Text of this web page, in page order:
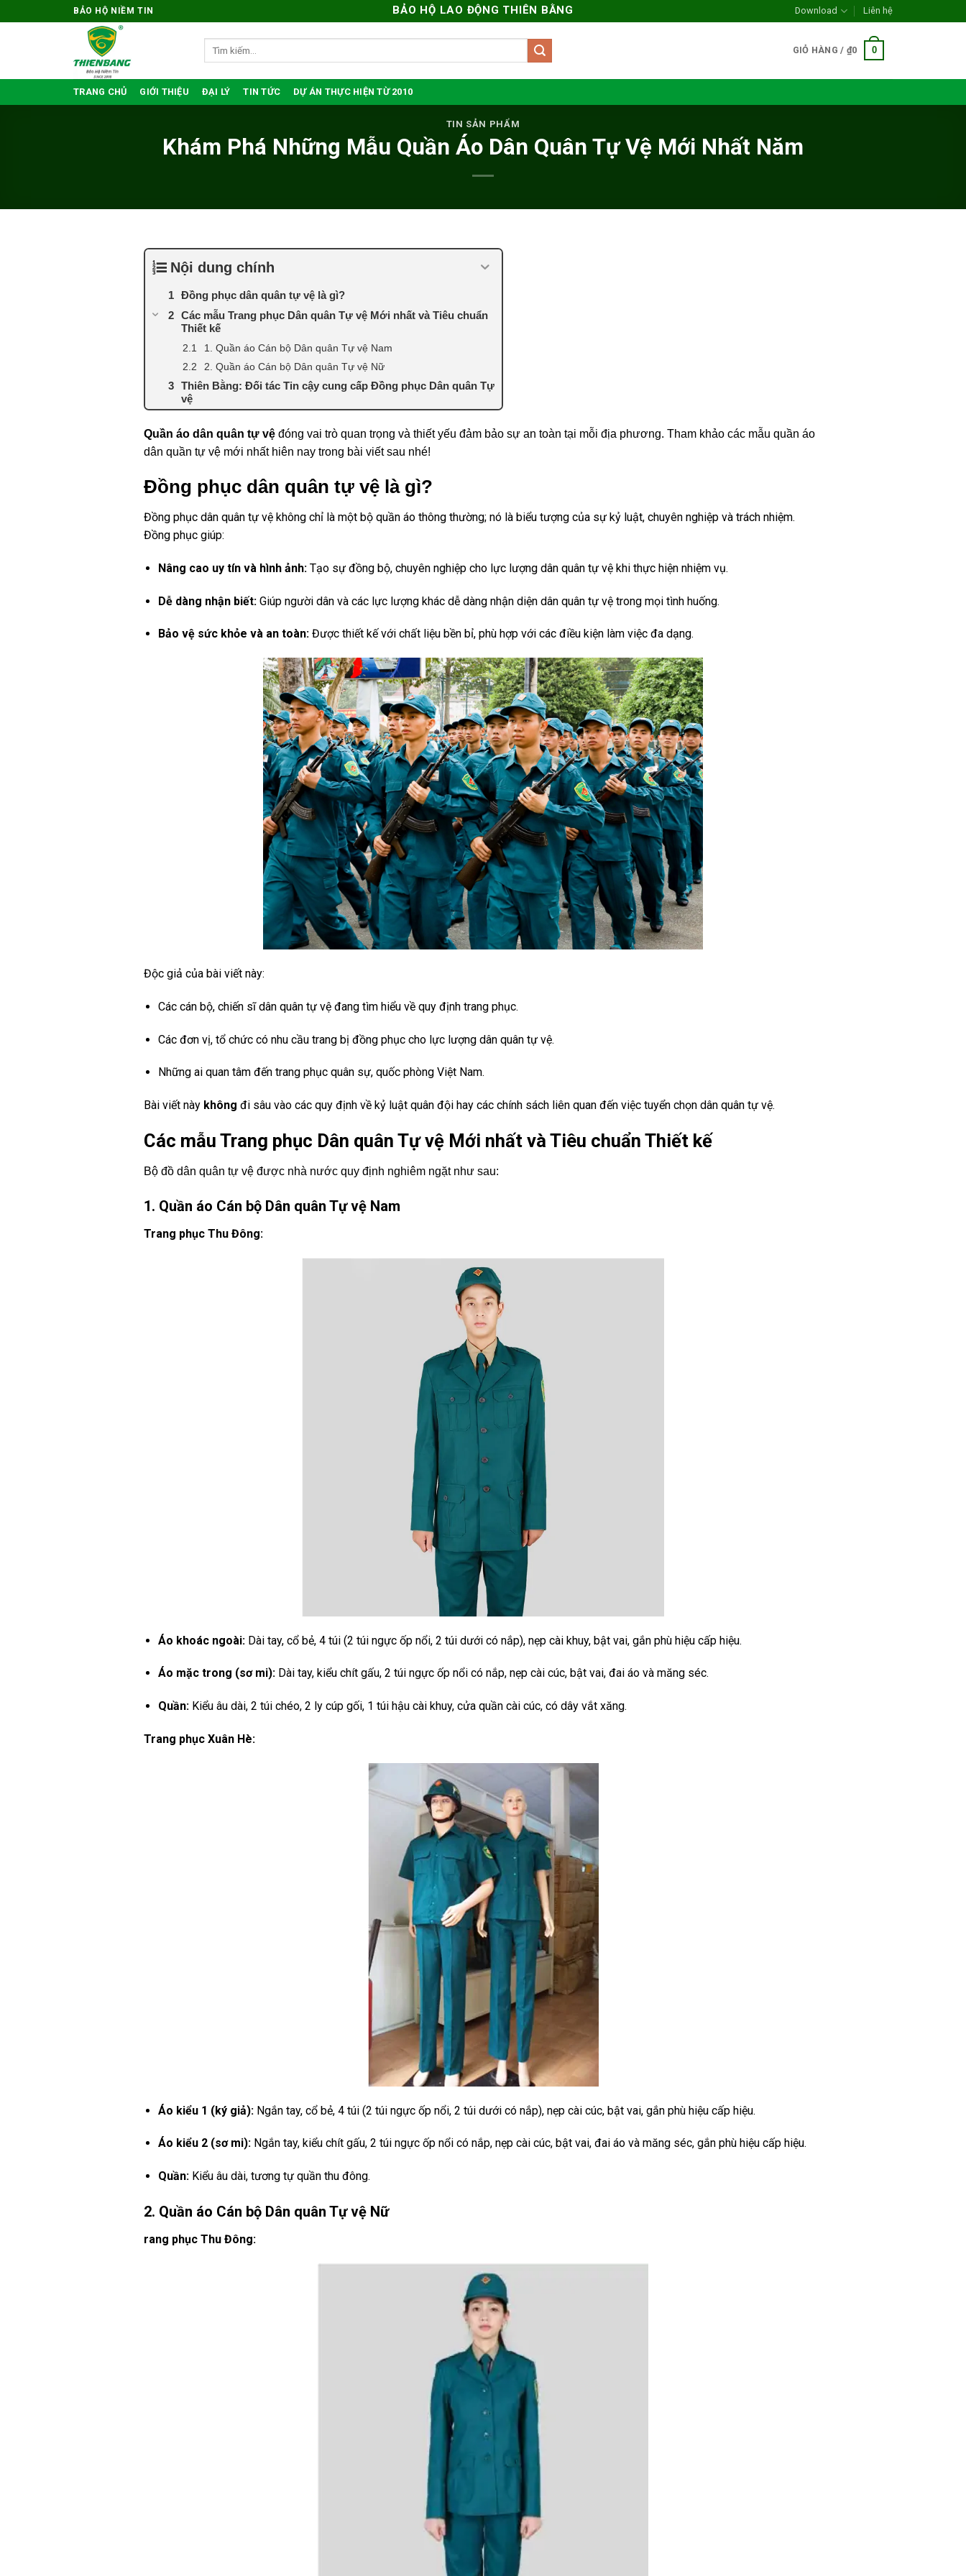
qua
BẢO HỘ NIỀM TIN BẢO HỘ LAO ĐỘNG THIÊN BẰNG Download Liên hệ
GIỎ HÀNG / ₫0 0
TRANG CHỦ GIỚI THIỆU ĐẠI LÝ TIN TỨC DỰ ÁN THỰC HIỆN TỪ 2010
TIN SẢN PHẨM
Khám Phá Những Mẫu Quần Áo Dân Quân Tự Vệ Mới Nhất Năm
Nội dung chính
Đồng phục dân quân tự vệ là gì?
Các mẫu Trang phục Dân quân Tự vệ Mới nhất và Tiêu chuẩn
Thiết kế
1. Quần áo Cán bộ Dân quân Tự vệ Nam
2. Quần áo Cán bộ Dân quân Tự vệ Nữ
Thiên Bằng: Đối tác Tin cậy cung cấp Đồng phục Dân quân Tự
vệ
Quần áo dân quân tự vệđóng vai trò quan trọng và thiết yếu đảm bảo sự an toàn tại mỗi địa phương. Tham khảo các mẫu quần áo
dân quần tự vệ mới nhất hiên nay trong bài viết sau nhé!
Đồng phục dân quân tự vệ là gì?
Đồng phục dân quân tự vệ không chỉ là một bộ quần áo thông thường; nó là biểu tượng của sự kỷ luật, chuyên nghiệp và trách nhiệm.
Đồng phục giúp:
Nâng cao uy tín và hình ảnh: Tạo sự đồng bộ, chuyên nghiệp cho lực lượng dân quân tự vệ khi thực hiện nhiệm vụ.
Dễ dàng nhận biết: Giúp người dân và các lực lượng khác dễ dàng nhận diện dân quân tự vệ trong mọi tình huống.
Bảo vệ sức khỏe và an toàn: Được thiết kế với chất liệu bền bỉ, phù hợp với các điều kiện làm việc đa dạng.
Độc giả của bài viết này:
Các cán bộ, chiến sĩ dân quân tự vệ đang tìm hiểu về quy định trang phục.
Các đơn vị, tổ chức có nhu cầu trang bị đồng phục cho lực lượng dân quân tự vệ.
Những ai quan tâm đến trang phục quân sự, quốc phòng Việt Nam.
Bài viết này không đi sâu vào các quy định về kỷ luật quân đội hay các chính sách liên quan đến việc tuyển chọn dân quân tự vệ.
Các mẫu Trang phục Dân quân Tự vệ Mới nhất và Tiêu chuẩn Thiết kế
Bộ đồ dân quân tự vệ được nhà nước quy định nghiêm ngặt như sau:
1. Quần áo Cán bộ Dân quân Tự vệ Nam
Trang phục Thu Đông:
Áo khoác ngoài: Dài tay, cổ bẻ, 4 túi (2 túi ngực ốp nổi, 2 túi dưới có nắp), nẹp cài khuy, bật vai, gắn phù hiệu cấp hiệu.
Áo mặc trong (sơ mi): Dài tay, kiểu chít gấu, 2 túi ngực ốp nổi có nắp, nẹp cài cúc, bật vai, đai áo và măng séc.
Quần: Kiểu âu dài, 2 túi chéo, 2 ly cúp gối, 1 túi hậu cài khuy, cửa quần cài cúc, có dây vắt xăng.
Trang phục Xuân Hè:
Áo kiểu 1 (ký giả): Ngắn tay, cổ bẻ, 4 túi (2 túi ngực ốp nổi, 2 túi dưới có nắp), nẹp cài cúc, bật vai, gắn phù hiệu cấp hiệu.
Áo kiểu 2 (sơ mi): Ngắn tay, kiểu chít gấu, 2 túi ngực ốp nổi có nắp, nẹp cài cúc, bật vai, đai áo và măng séc, gắn phù hiệu cấp hiệu.
Quần: Kiểu âu dài, tương tự quần thu đông.
2. Quần áo Cán bộ Dân quân Tự vệ Nữ
rang phục Thu Đông: